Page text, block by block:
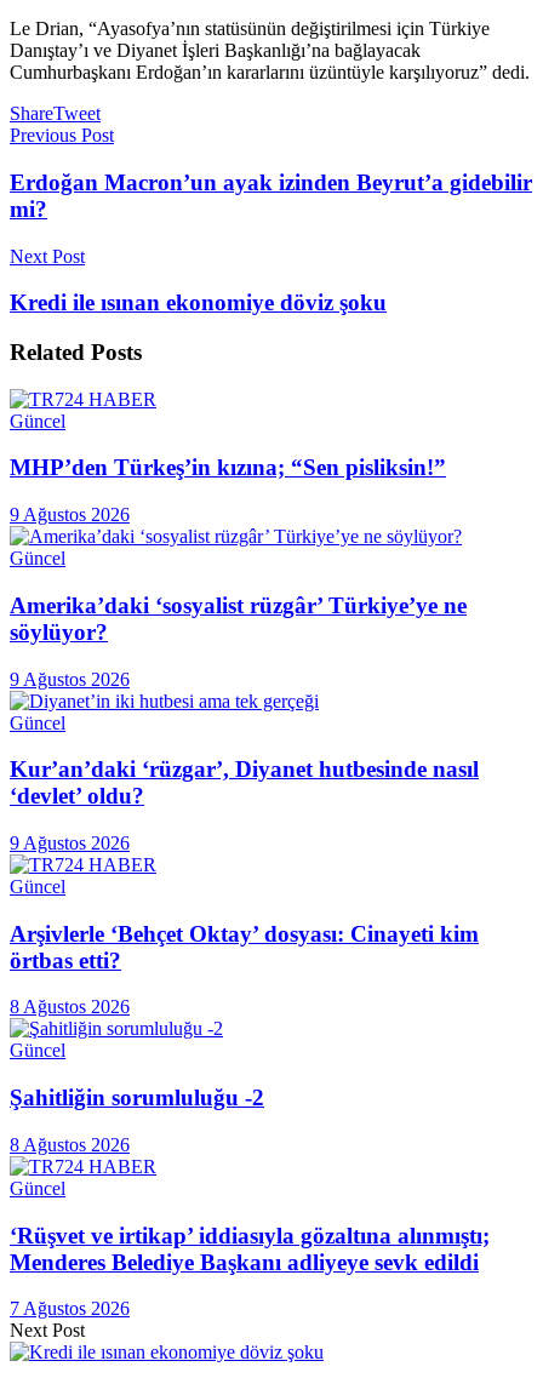
Le Drian, “Ayasofya’nın statüsünün değiştirilmesi için Türkiye
Danıştay’ı ve Diyanet İşleri Başkanlığı’na bağlayacak
Cumhurbaşkanı Erdoğan’ın kararlarını üzüntüyle karşılıyoruz” dedi.
ShareTweet
Previous Post
Erdoğan Macron’un ayak izinden Beyrut’a gidebilir
mi?
Next Post
Kredi ile ısınan ekonomiye döviz şoku
Related Posts
Güncel
MHP’den Türkeş’in kızına; “Sen pisliksin!”
9 Ağustos 2026
Güncel
Amerika’daki ‘sosyalist rüzgâr’ Türkiye’ye ne
söylüyor?
9 Ağustos 2026
Güncel
Kur’an’daki ‘rüzgar’, Diyanet hutbesinde nasıl
‘devlet’ oldu?
9 Ağustos 2026
Güncel
Arşivlerle ‘Behçet Oktay’ dosyası: Cinayeti kim
örtbas etti?
8 Ağustos 2026
Güncel
Şahitliğin sorumluluğu -2
8 Ağustos 2026
Güncel
‘Rüşvet ve irtikap’ iddiasıyla gözaltına alınmıştı;
Menderes Belediye Başkanı adliyeye sevk edildi
7 Ağustos 2026
Next Post